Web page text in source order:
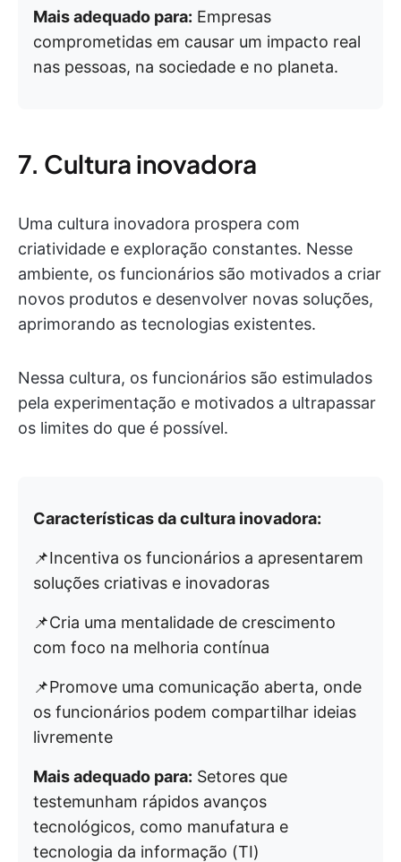
Mais adequado para: Empresas
comprometidas em causar um impacto real
nas pessoas, na sociedade e no planeta.
7. Cultura inovadora
Uma cultura inovadora prospera com
criatividade e exploração constantes. Nesse
ambiente, os funcionários são motivados a criar
novos produtos e desenvolver novas soluções,
aprimorando as tecnologias existentes.
Nessa cultura, os funcionários são estimulados
pela experimentação e motivados a ultrapassar
os limites do que é possível.
Características da cultura inovadora:
📌Incentiva os funcionários a apresentarem
soluções criativas e inovadoras
📌Cria uma mentalidade de crescimento
com foco na melhoria contínua
📌Promove uma comunicação aberta, onde
os funcionários podem compartilhar ideias
livremente
Mais adequado para: Setores que
testemunham rápidos avanços
tecnológicos, como manufatura e
tecnologia da informação (TI)